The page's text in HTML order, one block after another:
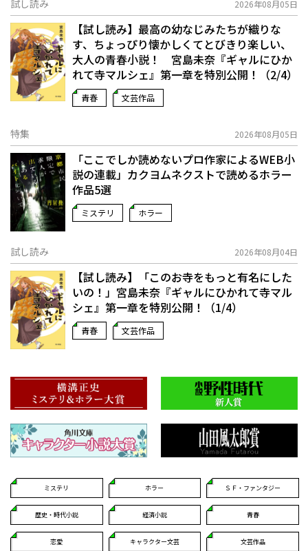
試し読み 2026年08月05日
【試し読み】最高の幼なじみたちが織りな
す、ちょっぴり懐かしくてとびきり楽しい、
大人の青春小説！ 宮島未奈『ギャルにひか
れて寺マルシェ』第一章を特別公開！（2/4）
青春 文芸作品
特集 2026年08月05日
「ここでしか読めないプロ作家によるWEB小
説の連載」――カクヨムネクストで読めるホラー
作品5選
ミステリ ホラー
試し読み 2026年08月04日
【試し読み】「このお寺をもっと有名にした
いの！」宮島未奈『ギャルにひかれて寺マル
シェ』第一章を特別公開！（1/4）
青春 文芸作品
ミステリ ホラー ＳＦ・ファンタジー
歴史・時代小説 経済小説 青春
恋愛 キャラクター文芸 文芸作品